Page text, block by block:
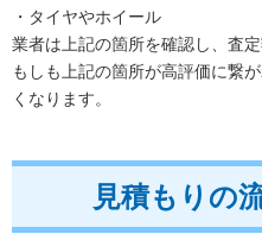
・タイヤやホイール
業者は上記の箇所を確認し、査定
もしも上記の箇所が高評価に繋
くなります。
見積もりの